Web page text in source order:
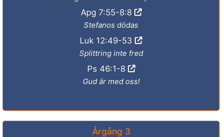
Apg 7:55-8:8
Stefanos dödas
Luk 12:49-53
Splittring inte fred
Ps 46:1-8
Gud är med oss!
Årgång 3